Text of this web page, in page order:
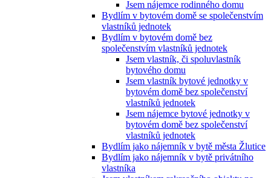
Jsem nájemce rodinného domu
Bydlím v bytovém domě se společenstvím
vlastníků jednotek
Bydlím v bytovém domě bez
společenstvím vlastníků jednotek
Jsem vlastník, či spoluvlastník
bytového domu
Jsem vlastník bytové jednotky v
bytovém domě bez společenství
vlastníků jednotek
Jsem nájemce bytové jednotky v
bytovém domě bez společenství
vlastníků jednotek
Bydlím jako nájemník v bytě města Žlutice
Bydlím jako nájemník v bytě privátního
vlastníka